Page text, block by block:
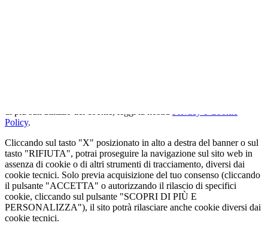
Policy.
Cliccando sul tasto "X" posizionato in alto a destra del banner o sul
tasto "RIFIUTA", potrai proseguire la navigazione sul sito web in
assenza di cookie o di altri strumenti di tracciamento, diversi dai
cookie tecnici. Solo previa acquisizione del tuo consenso (cliccando
il pulsante "ACCETTA" o autorizzando il rilascio di specifici
cookie, cliccando sul pulsante "SCOPRI DI PIÙ E
PERSONALIZZA"), il sito potrà rilasciare anche cookie diversi dai
cookie tecnici.